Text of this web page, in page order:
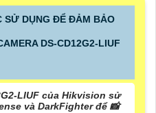
SỬ DỤNG ĐỂ ĐẢM BẢO
DS-CD12G2-LIUF
LIUF của Hikvision sử
và DarkFighter để 📸